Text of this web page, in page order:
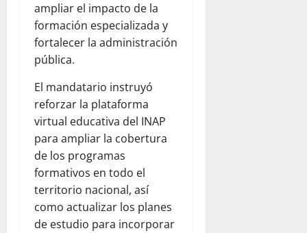
ampliar el impacto de la
formación especializada y
fortalecer la administración
pública.
El mandatario instruyó
reforzar la plataforma
virtual educativa del INAP
para ampliar la cobertura
de los programas
formativos en todo el
territorio nacional, así
como actualizar los planes
de estudio para incorporar